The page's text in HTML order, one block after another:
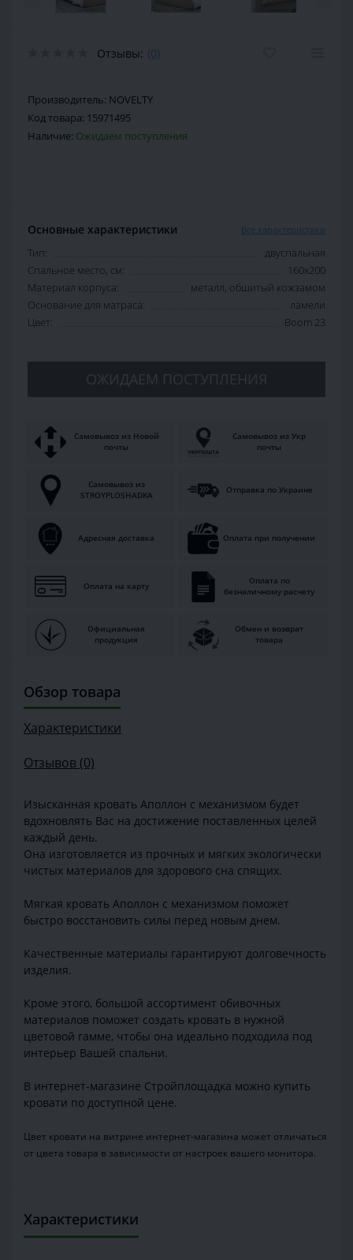
Отзывы: (0)
Производитель: NOVELTY
Код товара: 15971495
Наличие: Ожидаем поступления
Основные характеристики Все характеристики
Тип:
двуспальная
Спальное место, см:
160х200
Материал корпуса:
металл, обшитый кожзамом
Основание для матраса:
ламели
Цвет:
Boom 23
ОЖИДАЕМ ПОСТУПЛЕНИЯ
Самовывоз из Новой
почты
Самовывоз из Укр
почты
Самовывоз из
STROYPLOSHADKA
Отправка по Украине
Адресная доставка Оплата при получении
Оплата на карту
Оплата по
безналичному расчету
Официальная
продукция
Обмен и возврат
товара
Обзор товара
Характеристики
Отзывов (0)
Изысканная кровать Аполлон с механизмом будет
вдохновлять Вас на достижение поставленных целей
каждый день.
Она изготовляется из прочных и мягких экологически
чистых материалов для здорового сна спящих.
Мягкая кровать Аполлон с механизмом поможет
быстро восстановить силы перед новым днем.
Качественные материалы гарантируют долговечность
изделия.
Кроме этого, большой ассортимент обивочных
материалов поможет создать кровать в нужной
цветовой гамме, чтобы она идеально подходила под
интерьер Вашей спальни.
В интернет-магазине Стройплощадка можно купить
кровати по доступной цене.
Цвет кровати на витрине интернет-магазина может отличаться
от цвета товара в зависимости от настроек вашего монитора.
Характеристики